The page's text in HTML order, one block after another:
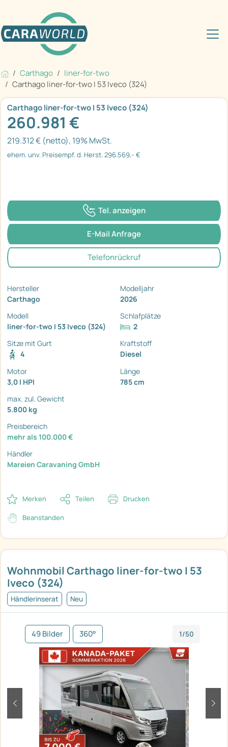
Carthago
liner-for-two
Carthago liner-for-two I 53 Iveco (324)
Wohnmobil Carthago liner-for-two I 53
Iveco (324)
Händlerinserat Neu
49 Bilder 360° 1/50
zurück
Carthago liner-for-two I 53 Iveco (324)
260.981 €
219.312 € (netto), 19% MwSt.
ehem. unv. Preisempf. d. Herst. 296.569,- €
Tel. anzeigen
E-Mail Anfrage
Telefonrückruf
Hersteller
Carthago
Modelljahr
2026
Modell
liner-for-two I 53 Iveco (324)
Schlafplätze
2
Sitze mit Gurt
4
Kraftstoff
Diesel
Motor
3,0 l HPI
Länge
785 cm
max. zul. Gewicht
5.800 kg
Preisbereich
mehr als 100.000 €
Händler
Mareien Caravaning GmbH
Merken Teilen Drucken
Beanstanden